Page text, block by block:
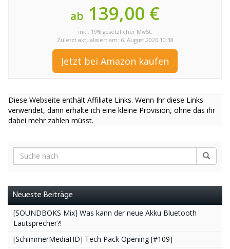
ab 139,00 €
inkl. 19% gesetzlicher MwSt.
Zuletzt aktualisiert am: 6. August 2026 10:38
Jetzt bei Amazon kaufen
Diese Webseite enthält Affiliate Links. Wenn Ihr diese Links
verwendet, dann erhalte ich eine kleine Provision, ohne das ihr
dabei mehr zahlen müsst.
Neueste Beiträge
[SOUNDBOKS Mix] Was kann der neue Akku Bluetooth
Lautsprecher?!
[SchimmerMediaHD] Tech Pack Opening [#109]